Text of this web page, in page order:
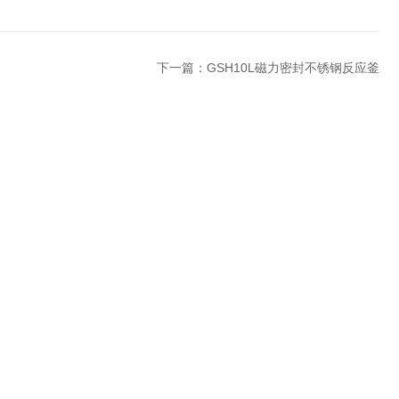
下一篇： GSH10L磁力密封不锈钢反应釜